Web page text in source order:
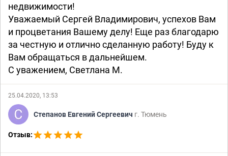
2-713/2021 (2-5628/2020;) ~
М-4637/2020
2-243/2022 (2-2839/2021;) ~
М-2087/2021
2-103/2021 (2-3206/2020;) ~
М-2512/2020
2-1975/2019 ~ М-341/2019
2-1421/2019 ~ М-578/2019
2-668/2018 ~ М-375/2018
2-4886/2017 ~ М-4560/2017
2-721/2022 (2-5458/2021;) ~
М-3829/2021
2-43/2022 (2-576/2021;)
2-1780/2021 ~ М-1448/2021
2-498/2020 ~ М-131/2020
2-3446/2018 ~ М-2648/2018
недвижимости!
Уважаемый Сергей Владимирович, успехов Вам
и процветания Вашему делу! Еще раз благодарю
за честную и отлично сделанную работу! Буду к
Вам обращаться в дальнейшем.
С уважением, Светлана М.
25.04.2020, 13:53
Степанов Евгений Сергеевич г. Тюмень
Отзыв: